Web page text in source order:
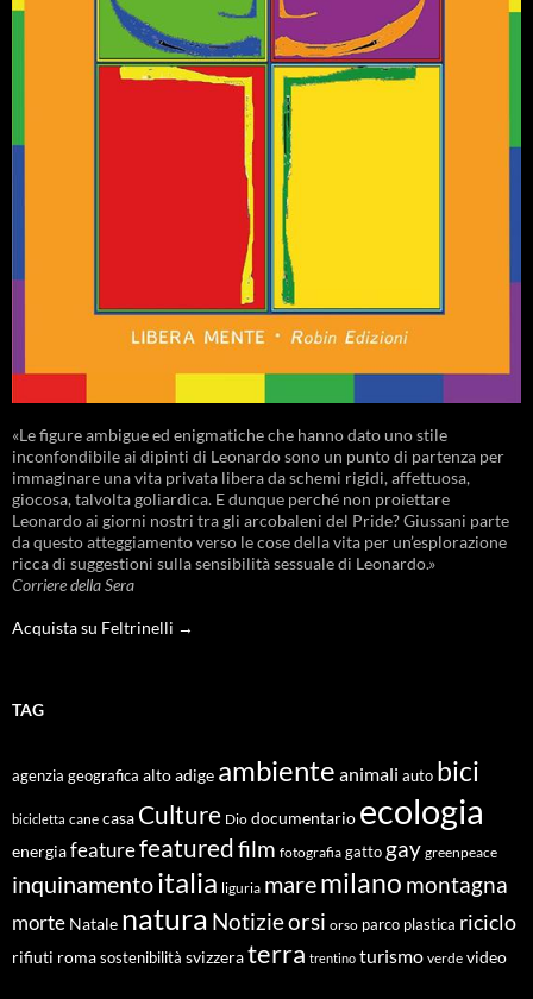
«Le figure ambigue ed enigmatiche che hanno dato uno stile
inconfondibile ai dipinti di Leonardo sono un punto di partenza per
immaginare una vita privata libera da schemi rigidi, affettuosa,
giocosa, talvolta goliardica. E dunque perché non proiettare
Leonardo ai giorni nostri tra gli arcobaleni del Pride? Giussani parte
da questo atteggiamento verso le cose della vita per un’esplorazione
ricca di suggestioni sulla sensibilità sessuale di Leonardo.»
Corriere della Sera
Acquista su Feltrinelli →
TAG
agenzia geografica alto adige ambiente animali auto bici
bicicletta cane casa Culture Dio documentario ecologia
energiafeaturefeaturedfilm fotografia gatto gay greenpeace
inquinamentoitalia liguria maremilano montagna
morte Natale natura Notizieorsi orso parco plastica riciclo
rifiuti roma sostenibilità svizzeraterra trentino turismo verde video